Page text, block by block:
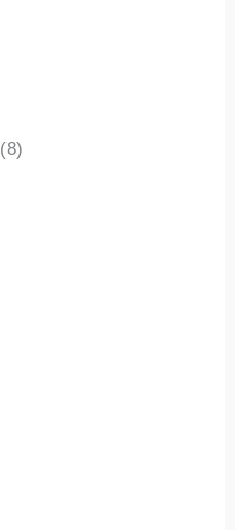
(8)